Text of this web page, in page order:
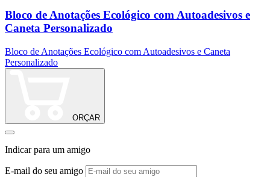
Bloco de Anotações Ecológico com Autoadesivos e
Caneta Personalizado
Bloco de Anotações Ecológico com Autoadesivos e Caneta
Personalizado
ORÇAR
Indicar para um amigo
E-mail do seu amigo